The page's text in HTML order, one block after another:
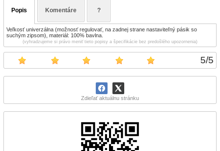
5/5
Zdieľať aktuálnu stránku
Popis Komentáre ?
Veľkosť univerzálna (možnosť regulovať, na zadnej strane nastaviteľný pásik so
suchým zipsom), materiál: 100% bavlna.
(vyhradzujeme si právo meniť tieto popisy a špecifikácie bez predošlého upozornenia)